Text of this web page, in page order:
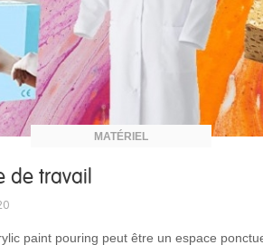
MATÉRIEL
de travail
paint pouring peut être un espace